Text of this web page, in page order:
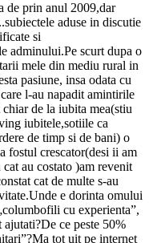
de prin anul 2009,dar
aduse in discutie
si
adminului.Pe scurt dupa o
mele din mediu rural in
pasiune, insa odata cu
l-au napadit amintirile
de la iubita mea(stiu
iubitele,sotiile ca
de timp si de bani) o
fostul crescator(desi ii am
au costato )am revenit
cat de multe s-au
e dorinta omului
cu experienta”,
ce peste 50%
tot uit pe internet